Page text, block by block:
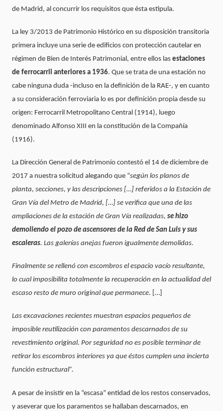
de Madrid, al concurrir los requisitos que ésta estipula.
La ley 3/2013 de Patrimonio Histórico en su disposición transitoria
primera incluye una serie de edificios con protección cautelar en
régimen de Bien de Interés Patrimonial, entre ellos las estaciones
de ferrocarril anteriores a 1936. Que se trata de una estación no
cabe ninguna duda -incluso en la definición de la RAE-, y en cuanto
a su consideración ferroviaria lo es por definición propia desde su
origen: Ferrocarril Metropolitano Central (1914), luego
denominado Alfonso XIII en la constitución de la Compañía
(1916).
La Dirección General de Patrimonio contestó el 14 de diciembre de
2017 a nuestra solicitud alegando que “según los planos de
planta, secciones, y las descripciones […] referidos a la Estación de
Gran Vía del Metro de Madrid, […] se verifica que una de las
ampliaciones de la estación de Gran Vía realizadas, se hizo
demoliendo el pozo de ascensores de la Red de San Luis y sus
escaleras. Las galerías anejas fueron igualmente demolidas.
Finalmente se rellenó con escombros el espacio vacío resultante,
lo cual imposibilita totalmente la recuperación en la actualidad del
escaso resto de muro original que permanece. […]
Las excavaciones recientes muestran espacios pequeños de
imposible reutilización con paramentos descarnados de su
revestimiento original. Por seguridad no es posible terminar de
retirar los escombros interiores ya que éstos cumplen una incierta
función estructural”.
A pesar de insistir en la “escasa” entidad de los restos conservados,
y aseverar que los paramentos se hallaban descarnados, en